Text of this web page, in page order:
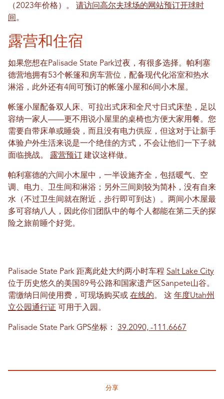
（2023年价格）。 请访问高尔夫球场的网站预订开球时
间 。
露营和住宿
如果您想在Palisade State Park过夜，有很多选择。帕利塞
德营地拥有53个帐篷和房车营位，配备现代化浴室和热水
淋浴，此外还有4间可预订的帐篷小屋和6间小木屋。
帐篷小屋配备双人床、可拉出式床和全尺寸日式床垫，足以
容纳一家人——更不用说小屋里的桌椅也方便大家用餐。您
需要自带床单或睡袋，而且没有电力供应，但这对于让新手
体验户外生活来说是一个绝佳的方式，不会让他们一下子就
面临挑战。 露营预订 建议这样做。
帕利塞德的六间小木屋中，一半设施齐全，包括暖气、空
调、电力、卫生间和淋浴；另外三间则较为简朴，没有自来
水（不过卫生间就在附近，步行即可到达）。两间小木屋最
多可容纳八人，因此你们团队中的每个人都能在第二天的探
险之旅前睡个好觉。
Palisade State Park 距离此处大约两小时车程 Salt Lake City
位于历史悠久的美国89号公路和国家遗产区Sanpete山谷。
需缴纳日间使用费，可现场购买或 在线的。 这 年度Utah州
立公园通行证 可用于入园。
Palisade State Park GPS坐标： 39.2090, -111.6667
分享